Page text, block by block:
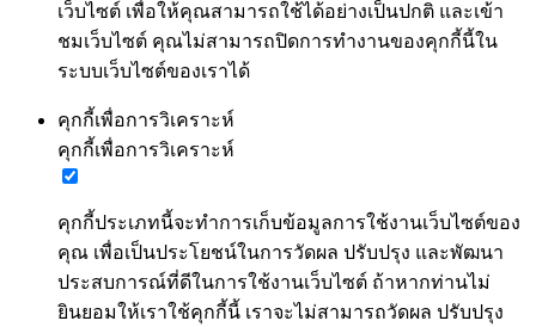
เว็บไซต์ เพื่อให้คุณสามารถใช้ได้อย่างเป็นปกติ และเข้า
ชมเว็บไซต์ คุณไม่สามารถปิดการทำงานของคุกกี้นี้ใน
ระบบเว็บไซต์ของเราได้
คุกกี้เพื่อการวิเคราะห์
คุกกี้เพื่อการวิเคราะห์
คุกกี้ประเภทนี้จะทำการเก็บข้อมูลการใช้งานเว็บไซต์ของ
คุณ เพื่อเป็นประโยชน์ในการวัดผล ปรับปรุง และพัฒนา
ประสบการณ์ที่ดีในการใช้งานเว็บไซต์ ถ้าหากท่านไม่
ยินยอมให้เราใช้คุกกี้นี้ เราจะไม่สามารถวัดผล ปรับปรุง